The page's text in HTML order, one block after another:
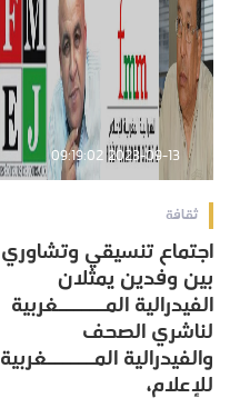
2023-09-13 09:19:02
ثقافة
اجتماع تنسيقي وتشاوري
بين وفدين يمثلان
الفيدرالية المــــــغربية
لناشري الصحف
والفيدرالية المــــــغربية
للإعلام،